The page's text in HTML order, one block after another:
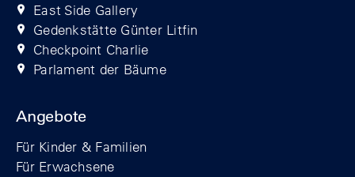
East Side Gallery
Gedenkstätte Günter Litfin
Checkpoint Charlie
Parlament der Bäume
Angebote
Für Kinder & Familien
Für Erwachsene